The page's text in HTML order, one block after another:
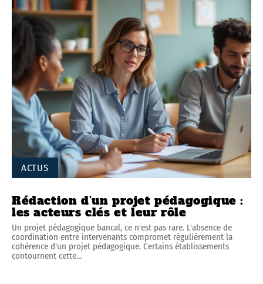
ACTUS
Rédaction d’un projet pédagogique :
les acteurs clés et leur rôle
Un projet pédagogique bancal, ce n'est pas rare. L'absence de
coordination entre intervenants compromet régulièrement la
cohérence d'un projet pédagogique. Certains établissements
contournent cette…